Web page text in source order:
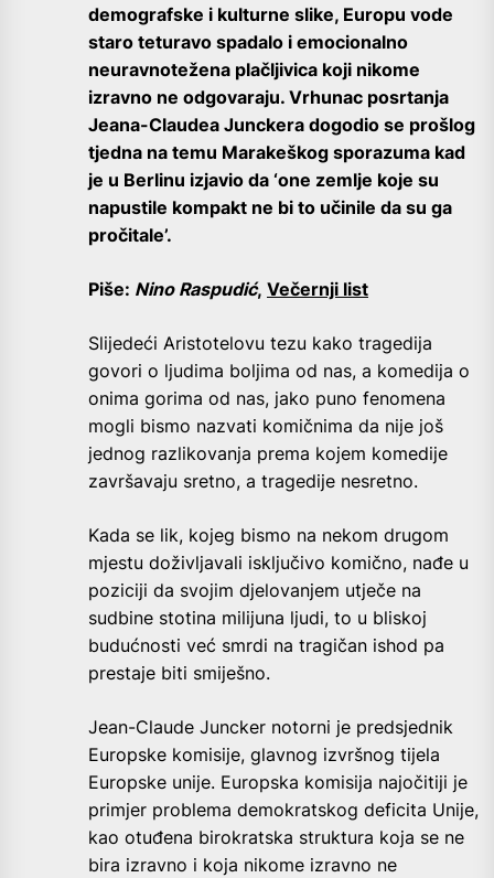
demografske i kulturne slike, Europu vode
staro teturavo spadalo i emocionalno
neuravnotežena plačljivica koji nikome
izravno ne odgovaraju. Vrhunac posrtanja
Jeana-Claudea Junckera dogodio se prošlog
tjedna na temu Marakeškog sporazuma kad
je u Berlinu izjavio da ‘one zemlje koje su
napustile kompakt ne bi to učinile da su ga
pročitale’.
Piše: Nino Raspudić, Večernji list
Slijedeći Aristotelovu tezu kako tragedija
govori o ljudima boljima od nas, a komedija o
onima gorima od nas, jako puno fenomena
mogli bismo nazvati komičnima da nije još
jednog razlikovanja prema kojem komedije
završavaju sretno, a tragedije nesretno.
Kada se lik, kojeg bismo na nekom drugom
mjestu doživljavali isključivo komično, nađe u
poziciji da svojim djelovanjem utječe na
sudbine stotina milijuna ljudi, to u bliskoj
budućnosti već smrdi na tragičan ishod pa
prestaje biti smiješno.
Jean-Claude Juncker notorni je predsjednik
Europske komisije, glavnog izvršnog tijela
Europske unije. Europska komisija najočitiji je
primjer problema demokratskog deficita Unije,
kao otuđena birokratska struktura koja se ne
bira izravno i koja nikome izravno ne